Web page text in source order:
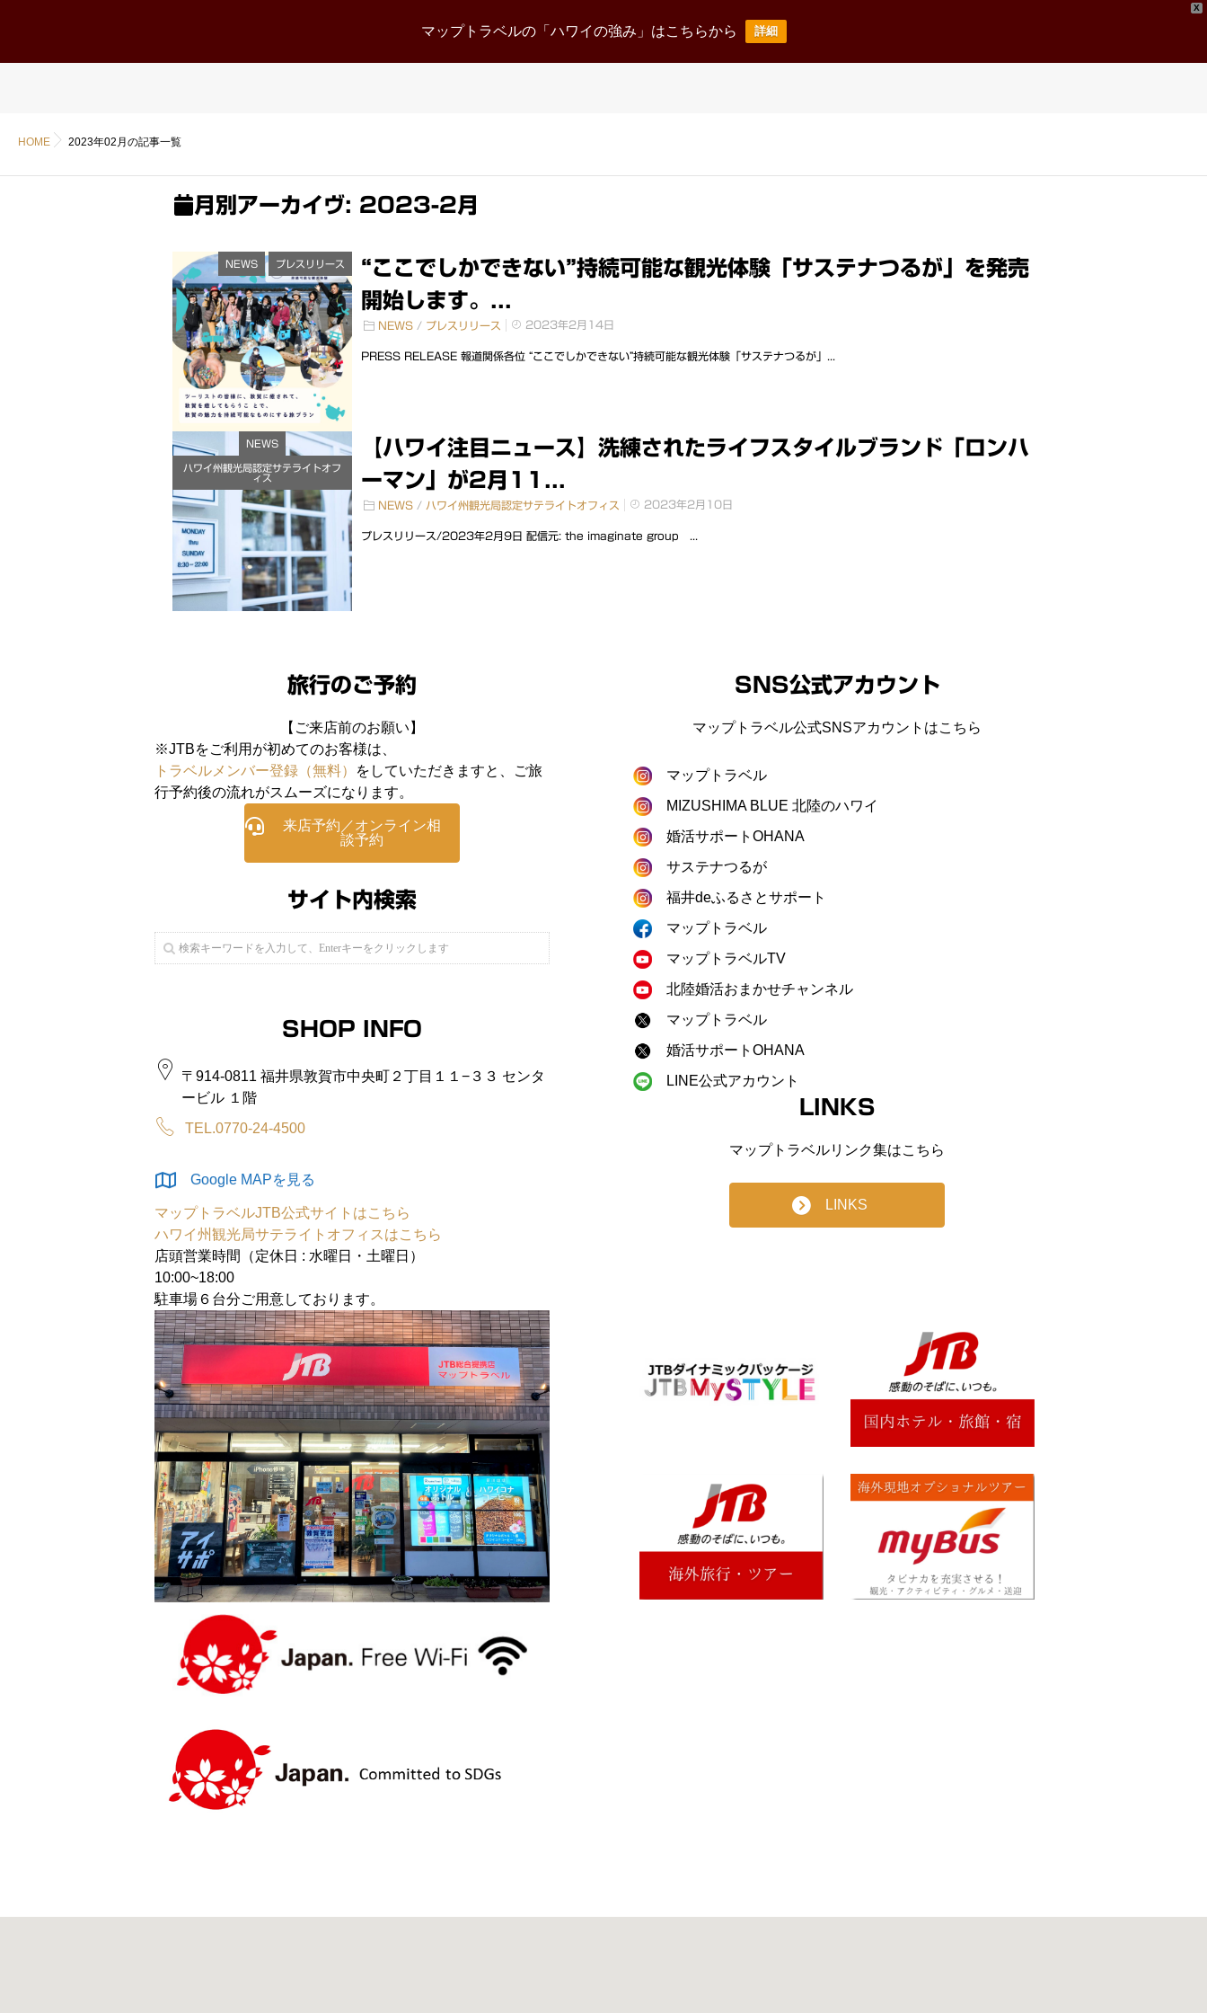
X
マップトラベルの「ハワイの強み」はこちらから 詳細
News Release Business corporate
採用情報
Recruit
お問い合わせ
HOME 2023年02月の記事一覧
月別アーカイヴ: 2023-2月
NEWS プレスリリース
“ここでしかできない”持続可能な観光体験「サステナつるが」を発売
開始します。...
NEWS / プレスリリース 2023年2月14日
PRESS RELEASE 報道関係各位 “ここでしかできない”持続可能な観光体験「サステナつるが」...
NEWS
ハワイ州観光局認定サテライトオフ
ィス
【ハワイ注目ニュース】洗練されたライフスタイルブランド「ロンハ
ーマン」が2月11...
NEWS / ハワイ州観光局認定サテライトオフィス 2023年2月10日
プレスリリース/2023年2月9日 配信元: the imaginate group ...
旅行のご予約
【ご来店前のお願い】
※JTBをご利用が初めてのお客様は、
トラベルメンバー登録（無料）
をしていただきますと、ご旅
行予約後の流れがスムーズになります。
来店予約／オンライン相
談予約
サイト内検索
SHOP INFO
〒914-0811 福井県敦賀市中央町２丁目１１−３３ センタ
ービル １階
TEL.0770-24-4500
Google MAPを見る
マップトラベルJTB公式サイトはこちら
ハワイ州観光局サテライトオフィスはこちら
店頭営業時間（定休日 : 水曜日・土曜日）
10:00~18:00
駐車場６台分ご用意しております。
SNS公式アカウント
マップトラベル公式SNSアカウントはこちら
マップトラベル
MIZUSHIMA BLUE 北陸のハワイ
婚活サポートOHANA
サステナつるが
福井deふるさとサポート
マップトラベル
マップトラベルTV
北陸婚活おまかせチャンネル
マップトラベル
婚活サポートOHANA
LINE公式アカウント
LINKS
マップトラベルリンク集はこちら
LINKS